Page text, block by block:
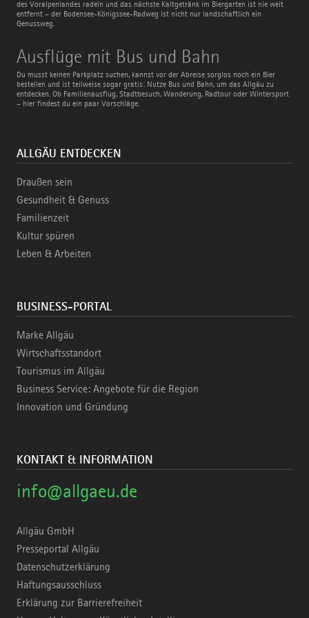
des Voralpenlandes radeln und das nächste Kaltgetränk im Biergarten ist nie weit
entfernt – der Bodensee-Königssee-Radweg ist nicht nur landschaftlich ein
Genussweg.
Ausflüge mit Bus und Bahn
Du musst keinen Parkplatz suchen, kannst vor der Abreise sorglos noch ein Bier
bestellen und ist teilweise sogar gratis: Nutze Bus und Bahn, um das Allgäu zu
entdecken. Ob Familienausflug, Stadtbesuch, Wanderung, Radtour oder Wintersport
– hier findest du ein paar Vorschläge.
Ausflüge
mit
Bus
und
Bahn
ALLGÄU ENTDECKEN
Draußen sein
Gesundheit & Genuss
Familienzeit
Kultur spüren
Leben & Arbeiten
BUSINESS-PORTAL
Marke Allgäu
Wirtschaftsstandort
Tourismus im Allgäu
Business Service: Angebote für die Region
Innovation und Gründung
KONTAKT & INFORMATION
info@allgaeu.de
Allgäu GmbH
Presseportal Allgäu
Datenschutzerklärung
Haftungsausschluss
Erklärung zur Barrierefreiheit